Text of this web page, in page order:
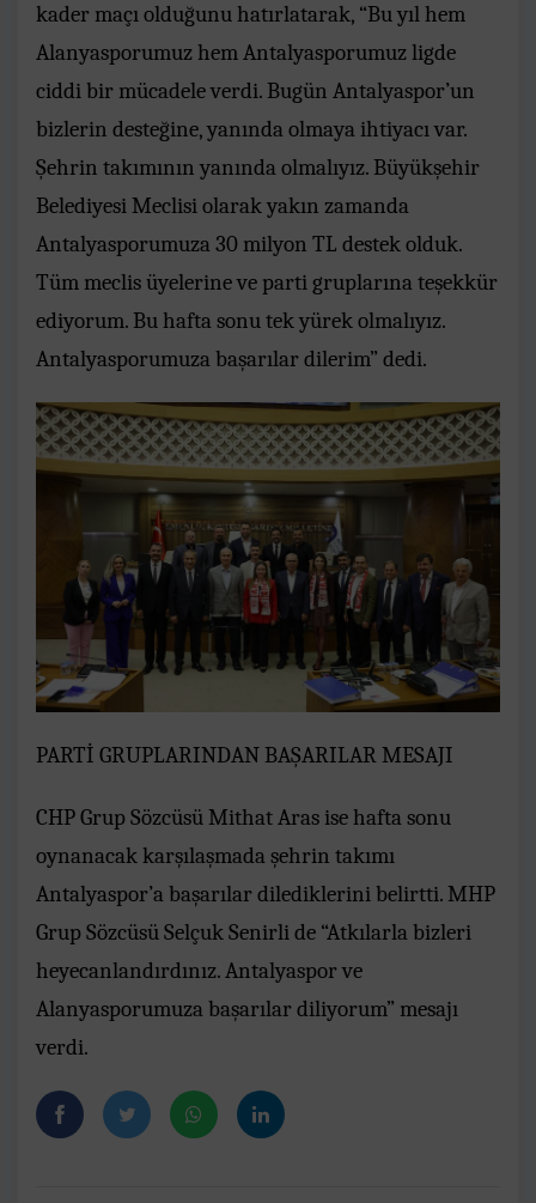
kader maçı olduğunu hatırlatarak, “Bu yıl hem
Alanyasporumuz hem Antalyasporumuz ligde
ciddi bir mücadele verdi. Bugün Antalyaspor’un
bizlerin desteğine, yanında olmaya ihtiyacı var.
Şehrin takımının yanında olmalıyız. Büyükşehir
Belediyesi Meclisi olarak yakın zamanda
Antalyasporumuza 30 milyon TL destek olduk.
Tüm meclis üyelerine ve parti gruplarına teşekkür
ediyorum. Bu hafta sonu tek yürek olmalıyız.
Antalyasporumuza başarılar dilerim” dedi.
PARTİ GRUPLARINDAN BAŞARILAR MESAJI
CHP Grup Sözcüsü Mithat Aras ise hafta sonu
oynanacak karşılaşmada şehrin takımı
Antalyaspor’a başarılar dilediklerini belirtti. MHP
Grup Sözcüsü Selçuk Senirli de “Atkılarla bizleri
heyecanlandırdınız. Antalyaspor ve
Alanyasporumuza başarılar diliyorum” mesajı
verdi.